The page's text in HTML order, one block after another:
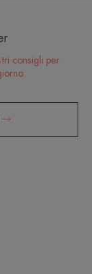
consigli per